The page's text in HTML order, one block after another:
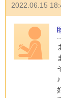
2022.06.15